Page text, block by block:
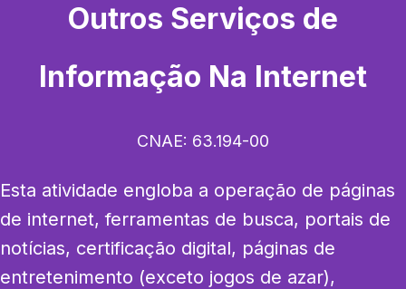
Outros Serviços de
Informação Na Internet
CNAE: 63.194-00
Esta atividade engloba a operação de páginas
de internet, ferramentas de busca, portais de
notícias, certificação digital, páginas de
entretenimento (exceto jogos de azar),